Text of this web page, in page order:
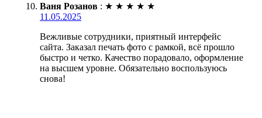
Ваня Розанов : ★ ★ ★ ★ ★
11.05.2025
Вежливые сотрудники, приятный интерфейс
сайта. Заказал печать фото с рамкой, всё прошло
быстро и четко. Качество порадовало, оформление
на высшем уровне. Обязательно воспользуюсь
снова!